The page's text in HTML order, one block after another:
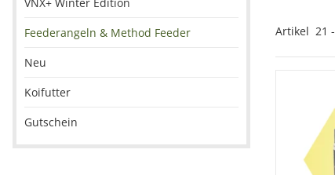
Artikel 21 -
Feederangeln & Method Feeder
Neu
Koifutter
Gutschein